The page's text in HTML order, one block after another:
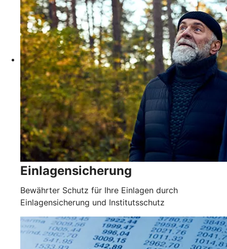
Einlagensicherung
Bewährter Schutz für Ihre Einlagen durch
Einlagensicherung und Institutsschutz